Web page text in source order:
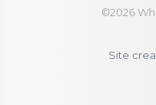
©2026
Site